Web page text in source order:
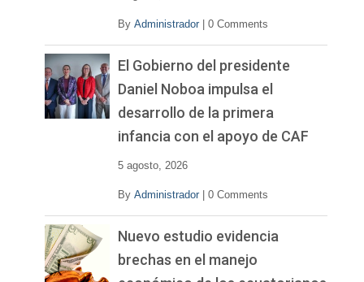
By Administrador 0 Comments
El Gobierno del presidente
Daniel Noboa impulsa el
desarrollo de la primera
infancia con el apoyo de CAF
5 agosto, 2026
By Administrador 0 Comments
Nuevo estudio evidencia
brechas en el manejo